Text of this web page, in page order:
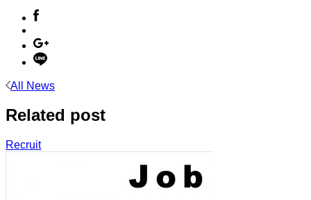
All News
Related post
Recruit